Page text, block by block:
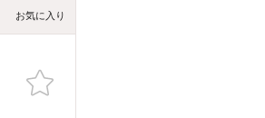
お気に入り